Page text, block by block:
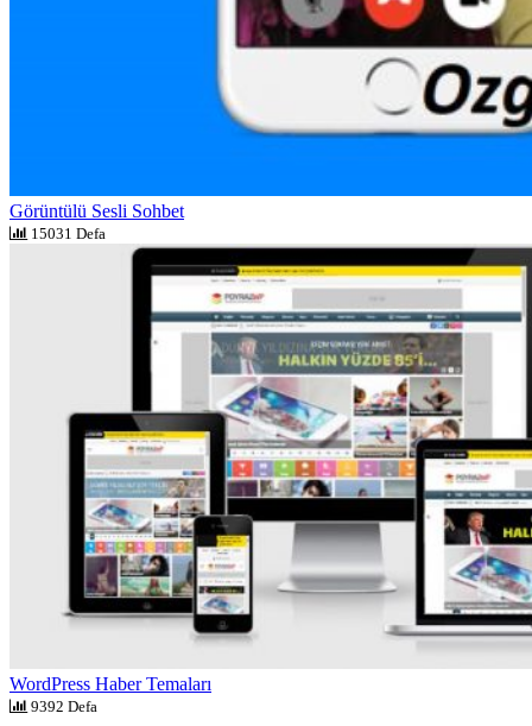
Görüntülü Sesli Sohbet
15031 Defa
WordPress Haber Temaları
9392 Defa